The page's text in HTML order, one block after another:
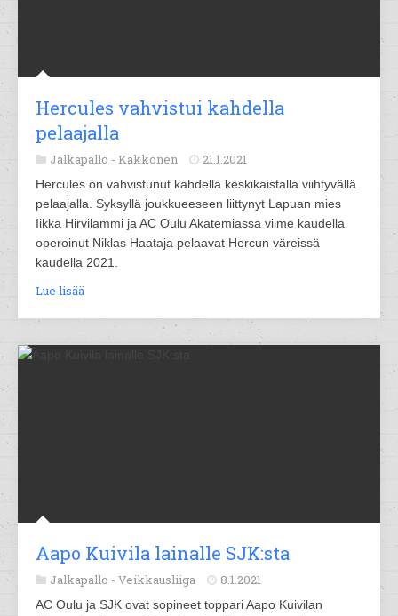
Hercules vahvistui kahdella
pelaajalla
Jalkapallo - Kakkonen 21.1.2021
Hercules on vahvistunut kahdella keskikaistalla viihtyvällä
pelaajalla. Syksyllä joukkueeseen liittynyt Lapuan mies
Iikka Hirvilammi ja AC Oulu Akatemiassa viime kaudella
operoinut Niklas Haataja pelaavat Hercun väreissä
kaudella 2021.
Lue lisää
Aapo Kuivila lainalle SJK:sta
Jalkapallo - Veikkausliiga 8.1.2021
AC Oulu ja SJK ovat sopineet toppari Aapo Kuivilan